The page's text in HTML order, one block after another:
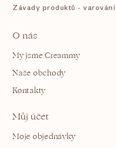
Závady produktů -
O nás
My jsme Creammy
Naše obchody
Kontakty
Můj účet
Moje objednávky